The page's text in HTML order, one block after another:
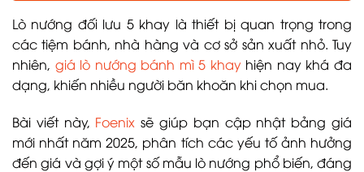
Lò nướng đối lưu 5 khay là thiết bị quan trọng trong
các tiệm bánh, nhà hàng và cơ sở sản xuất nhỏ. Tuy
nhiên, giá lò nướng bánh mì 5 khayhiện nay khá đa
dạng, khiến nhiều người băn khoăn khi chọn mua.
Bài viết này, Foenix sẽ giúp bạn cập nhật bảng giá
mới nhất năm 2025, phân tích các yếu tố ảnh hưởng
đến giá và gợi ý một số mẫu lò nướng phổ biến, đáng